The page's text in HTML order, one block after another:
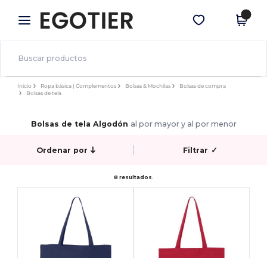
× App de Egotier
¡Mejores precios en app!
Descargar app
Inicio Ropa básica | Complementos Bolsas & Mochilas
Bolsas de compra
Bolsas de tela
Bolsas de tela Algodón al por mayor y al por menor
Ordenar por Filtrar ✓
8 resultados.